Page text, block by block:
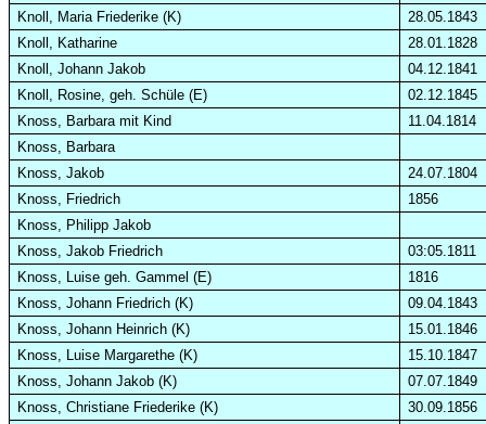
Knoll, Maria Friederike (K)
28.05.1843
Knoll, Katharine
28.01.1828
Knoll, Johann Jakob
04.12.1841
Knoll, Rosine,geh. Schüle (E)
02.12.1845
Knoss, Barbara mit Kind
11.04.1814
Knoss, Barbara
Knoss, Jakob
24.07.1804
Knoss, Friedrich
1856
Knoss, Philipp Jakob
Knoss, Jakob Friedrich
03:05.1811
Knoss, Luisegeh. Gammel (E)
1816
Knoss, Johann Friedrich (K)
09.04.1843
Knoss, Johann Heinrich (K)
15.01.1846
Knoss, Luise Margarethe (K)
15.10.1847
Knoss, Johann Jakob (K)
07.07.1849
Knoss, Christiane Friederike (K)
30.09.1856